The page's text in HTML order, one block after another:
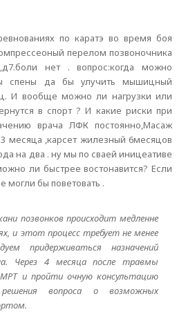
по каратэ во время боя
перелом позвоночника
нет . вопрос:когда можно
спены да бы улучить мышицный
И вообще можно ли нагрузки или
в спорт ? И какие риски при
врача ЛФК постоянно,Масаж
месяца ,карсет жилезный 6месяцов
на два . ну мы по сваей иницеативе
ли быстрее востонавится? Если
могли бы поветовать .
позвонков происходит медленне
и этот процесс требует не менее
придерживаться назначений
Через 4 месяца после травмы
и пройти очную консультацию
вопроса о возможных